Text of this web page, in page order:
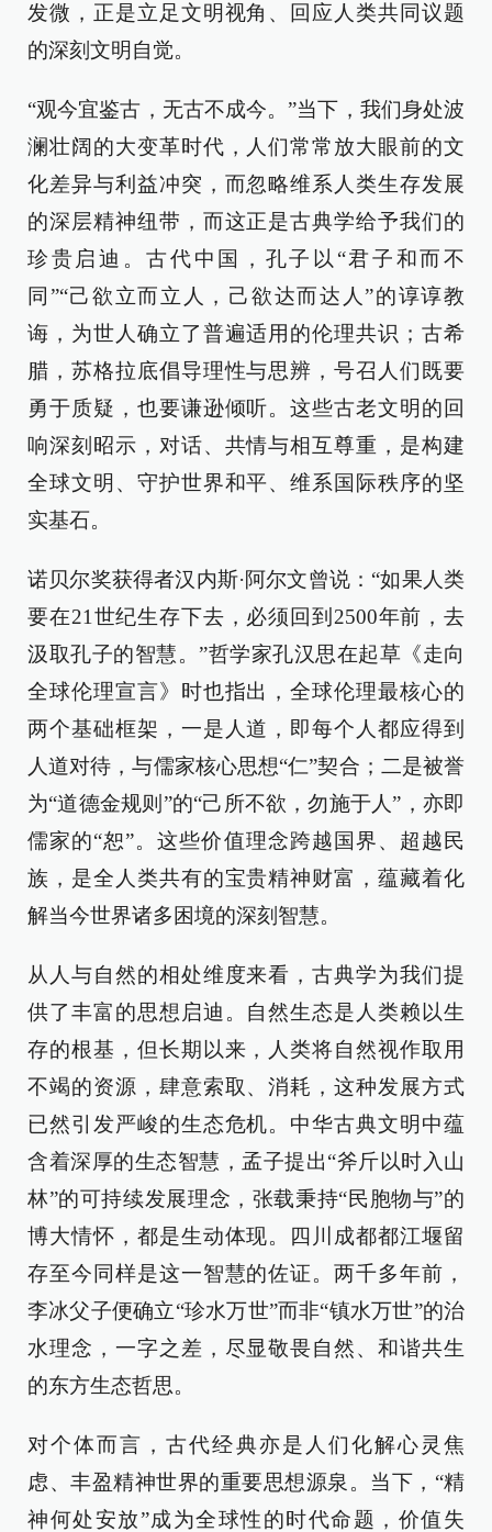
发微，正是立足文明视角、回应人类共同议题
的深刻文明自觉。
“观今宜鉴古，无古不成今。”当下，我们身处波
澜壮阔的大变革时代，人们常常放大眼前的文
化差异与利益冲突，而忽略维系人类生存发展
的深层精神纽带，而这正是古典学给予我们的
珍贵启迪。古代中国，孔子以“君子和而不
同”“己欲立而立人，己欲达而达人”的谆谆教
诲，为世人确立了普遍适用的伦理共识；古希
腊，苏格拉底倡导理性与思辨，号召人们既要
勇于质疑，也要谦逊倾听。这些古老文明的回
响深刻昭示，对话、共情与相互尊重，是构建
全球文明、守护世界和平、维系国际秩序的坚
实基石。
诺贝尔奖获得者汉内斯·阿尔文曾说：“如果人类
要在21世纪生存下去，必须回到2500年前，去
汲取孔子的智慧。”哲学家孔汉思在起草《走向
全球伦理宣言》时也指出，全球伦理最核心的
两个基础框架，一是人道，即每个人都应得到
人道对待，与儒家核心思想“仁”契合；二是被誉
为“道德金规则”的“己所不欲，勿施于人”，亦即
儒家的“恕”。这些价值理念跨越国界、超越民
族，是全人类共有的宝贵精神财富，蕴藏着化
解当今世界诸多困境的深刻智慧。
从人与自然的相处维度来看，古典学为我们提
供了丰富的思想启迪。自然生态是人类赖以生
存的根基，但长期以来，人类将自然视作取用
不竭的资源，肆意索取、消耗，这种发展方式
已然引发严峻的生态危机。中华古典文明中蕴
含着深厚的生态智慧，孟子提出“斧斤以时入山
林”的可持续发展理念，张载秉持“民胞物与”的
博大情怀，都是生动体现。四川成都都江堰留
存至今同样是这一智慧的佐证。两千多年前，
李冰父子便确立“珍水万世”而非“镇水万世”的治
水理念，一字之差，尽显敬畏自然、和谐共生
的东方生态哲思。
对个体而言，古代经典亦是人们化解心灵焦
虑、丰盈精神世界的重要思想源泉。当下，“精
神何处安放”成为全球性的时代命题，价值失